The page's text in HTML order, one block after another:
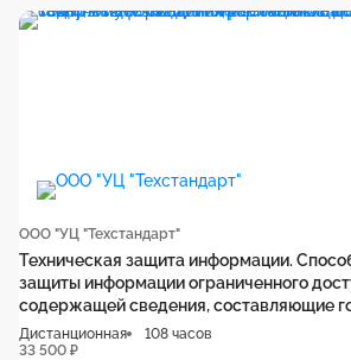
ООО "УЦ "Техстандарт"
Техническая защита информации.
защиты информации ограниченного
содержащей сведения, составляющие
тайну, от утечки по техническим каналам
Дистанционная
108 часов
33 500 ₽